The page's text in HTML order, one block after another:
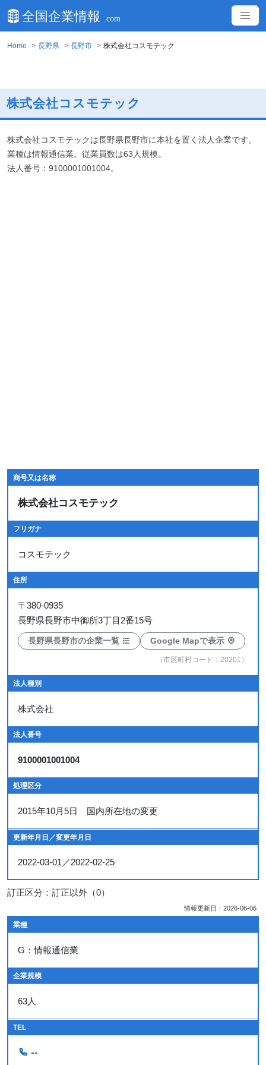
Home 長野県 長野市 株式会社コスモテック
株式会社コスモテック
株式会社コスモテックは長野県長野市に本社を置く法人企業です。
業種は情報通信業。従業員数は63人規模。
法人番号：9100001001004。
商号又は名称
株式会社コスモテック
フリガナ
コスモテック
住所
〒 380-0935
長野県長野市中御所3丁目2番15号
長野県長野市の企業一覧 Google Mapで表示
（市区町村コード：20201）
法人種別
株式会社
法人番号
9100001001004
処理区分
2015年10月5日 国内所在地の変更
更新年月日／変更年月日
2022-03-01／2022-02-25
訂正区分：訂正以外（0）
情報更新日：2026-06-06
業種
G：情報通信業
企業規模
63人
TEL
--